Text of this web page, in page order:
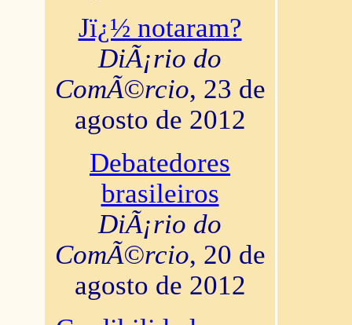
Jï¿½ notaram?
DiÃ¡rio do
ComÃ©rcio, 23 de
agosto de 2012
Debatedores
brasileiros
DiÃ¡rio do
ComÃ©rcio, 20 de
agosto de 2012